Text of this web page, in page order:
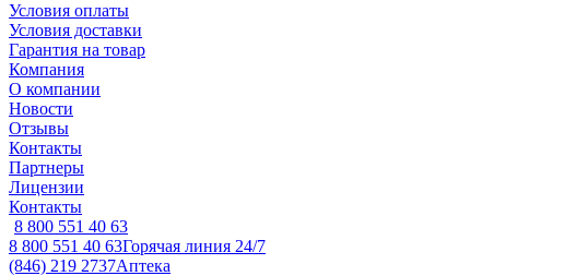
Условия оплаты
Условия доставки
Гарантия на товар
Компания
О компании
Новости
Отзывы
Контакты
Партнеры
Лицензии
Контакты
8 800 551 40 63
8 800 551 40 63Горячая линия 24/7
(846) 219 2737Аптека